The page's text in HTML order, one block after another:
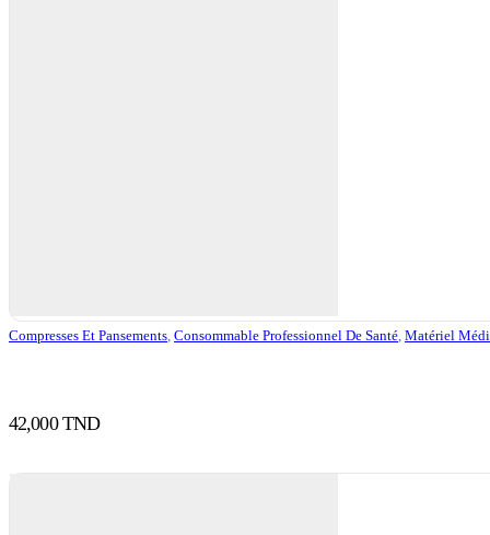
Compresses Et Pansements Consommable Professionnel De Santé Matériel
42,000TND